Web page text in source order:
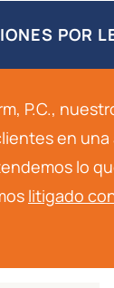
POR
P.C.,
en
lo
litigado